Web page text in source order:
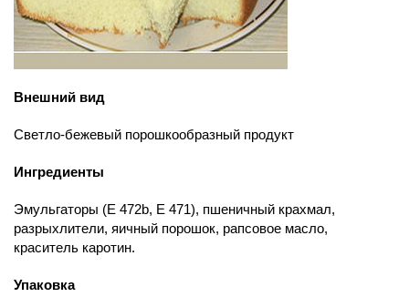
Внешний вид
Светло-бежевый порошкообразный продукт
Ингредиенты
Эмульгаторы (E 472b, Е 471), пшеничный крахмал,
разрыхлители, яичный порошок, рапсовое масло,
краситель каротин.
Упаковка